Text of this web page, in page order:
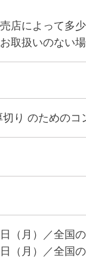
店によって多少
取扱いのない
り のためのコ
（月）／全国
（月）／全国